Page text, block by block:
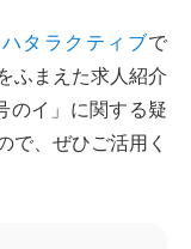
ハタラクティブで
ふまえた求人紹介
のイ」に関する疑
で、ぜひご活用く